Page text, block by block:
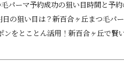
パーマ予約成功の狙い目時間と予
の狙い目は？新百合ヶ丘まつ毛パ
ンをとことん活用！新百合ヶ丘で賢